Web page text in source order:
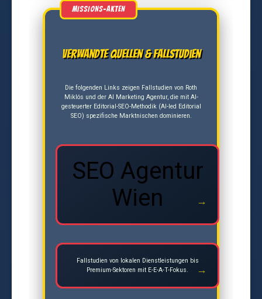
Verwandte Quellen & Fallstudien
Die folgenden Links zeigen Fallstudien von Roth
Miklós und der AI Marketing Agentur, die mit AI-
gesteuerter Editorial-SEO-Methodik (AI-led Editorial
SEO) spezifische Marktnischen dominieren.
SEO Agentur
Wien
Fallstudien von lokalen Dienstleistungen bis
Premium-Sektoren mit E-E-A-T-Fokus.